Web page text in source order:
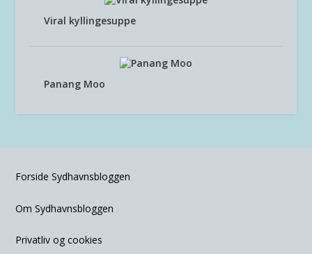
Viral kyllingesuppe
Panang Moo
Forside Sydhavnsbloggen
Om Sydhavnsbloggen
Privatliv og cookies